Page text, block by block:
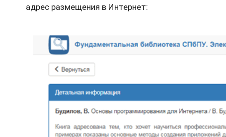
адрес размещения в Интернет: